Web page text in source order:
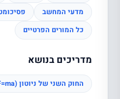
מדעי המחשב
כל המורים הפרטיים
מדריכים בנושא
החוק השני של ניוטון (F=ma) — מדריך כוחות